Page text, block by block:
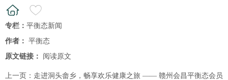
专栏： 平衡态新闻
作者： 平衡态
原文链接：
阅读原文
上一页： 走进洞头畲乡，畅享欢乐健康之旅 —— 赣州会昌平衡态会员